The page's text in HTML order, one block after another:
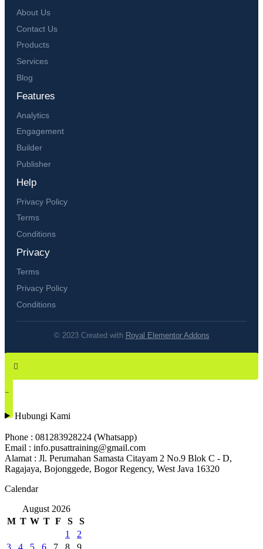
About Us
Contact Us
Products
Services
Blog
Features
Analytics
Engagement
Builder
Publisher
Help
Privacy Policy
Terms
Conditions
Privacy
Terms
Privacy Policy
Conditions
© 2023 Created with Royal Elementor Addons
Hubungi Kami
Phone : 081283928224 (Whatsapp)
Email : info.pusattraining@gmail.com
Alamat : Jl. Perumahan Samasta Citayam 2 No.9 Blok C - D,
Ragajaya, Bojonggede, Bogor Regency, West Java 16320
Calendar
August 2026
M T W T F S
S
1
2
3
4 5 6 7 8 9